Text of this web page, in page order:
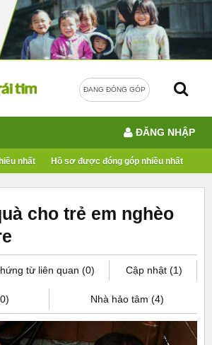
ĐANG ĐÓNG GÓP
nhất Hồ sơ được đóng góp nhiều nhất
ĐĂNG NHẬP
cho trẻ em nghèo
từ liên quan (0) Cập nhật (1)
Nhà hảo tâm (4)